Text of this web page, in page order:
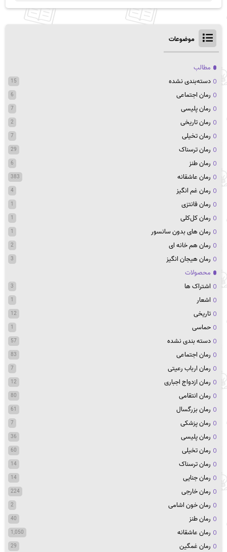
موضوعات
مطالب
دسته‌بندی نشده
15
رمان اجتماعی 6
رمان پلیسی 7
رمان تاریخی 2
رمان تخیلی 7
رمان ترسناک 29
رمان طنز 6
رمان عاشقانه 383
رمان غم انگیز 4
رمان فانتزی 1
رمان کل‌کلی 1
رمان های بدون سانسور 1
رمان هم خانه ای 2
رمان هیجان انگیز 3
محصولات
اشتراک ها
3
اشعار 1
تاریخی 12
حماسی 1
دسته بندی نشده 57
رمان اجتماعی 83
رمان ارباب رعیتی 7
رمان ازدواج اجباری 12
رمان انتقامی 80
رمان بزرگسال 61
رمان پزشکی 7
رمان پلیسی 36
رمان تخیلی 60
رمان ترسناک 14
رمان جنایی 14
رمان خارجی 224
رمان خون اشامی 2
رمان طنز 40
رمان عاشقانه 1,050
رمان غمگین 29